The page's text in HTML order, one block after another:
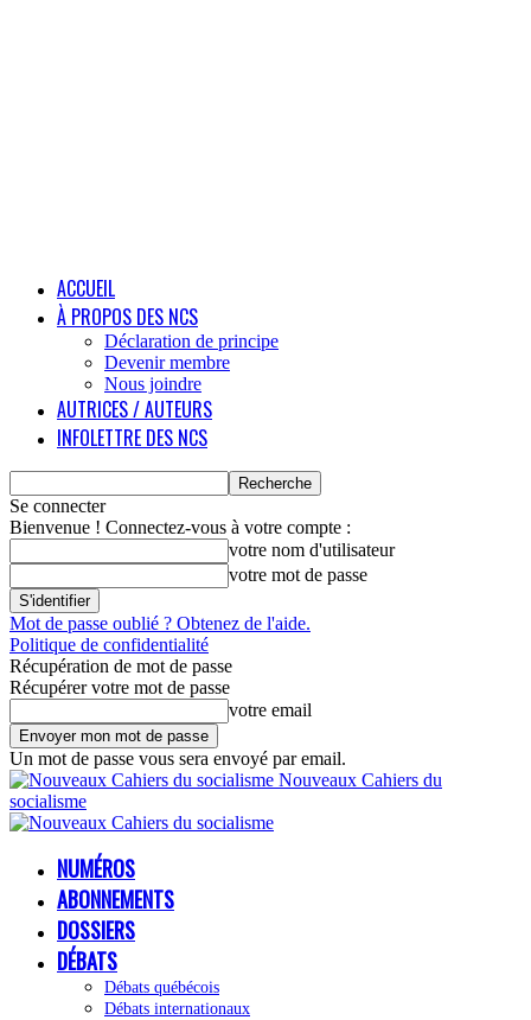
ACCUEIL
À PROPOS DES NCS
Déclaration de principe
Devenir membre
Nous joindre
AUTRICES / AUTEURS
INFOLETTRE DES NCS
Se connecter
Bienvenue ! Connectez-vous à votre compte :
votre nom d'utilisateur
votre mot de passe
Mot de passe oublié ? Obtenez de l'aide.
Politique de confidentialité
Récupération de mot de passe
Récupérer votre mot de passe
votre email
Un mot de passe vous sera envoyé par email.
Nouveaux Cahiers du
socialisme
NUMÉROS
ABONNEMENTS
DOSSIERS
DÉBATS
Débats québécois
Débats internationaux